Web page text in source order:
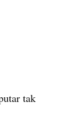
tak